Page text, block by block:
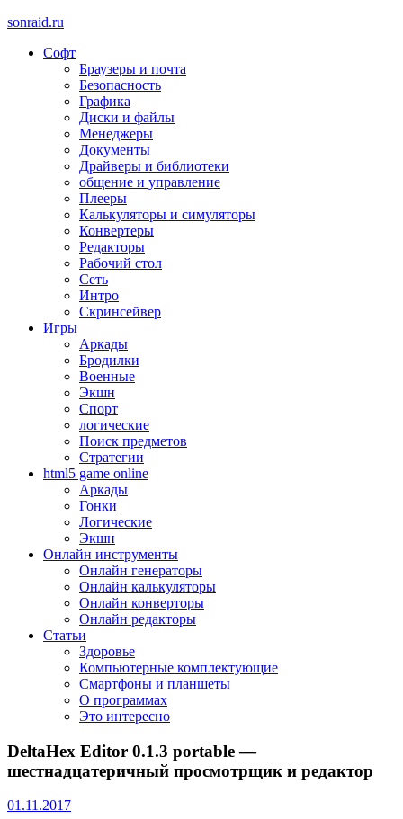
sonraid.ru
Скачивай программы, мини игры
Софт
Браузеры и почта
Безопасность
Графика
Диски и файлы
Менеджеры
Документы
Драйверы и библиотеки
общение и управление
Плееры
Калькуляторы и симуляторы
Конвертеры
Редакторы
Рабочий стол
Сеть
Интро
Скринсейвер
Игры
Аркады
Бродилки
Военные
Экшн
Спорт
логические
Поиск предметов
Стратегии
html5 game online
Аркады
Гонки
Логические
Экшн
Онлайн инструменты
Онлайн генераторы
Онлайн калькуляторы
Онлайн конверторы
Онлайн редакторы
Статьи
Здоровье
Компьютерные комплектующие
Смартфоны и планшеты
О программах
Это интересно
DeltaHex Editor 0.1.3 portable —
шестнадцатеричный просмотрщик и редактор
01.11.2017